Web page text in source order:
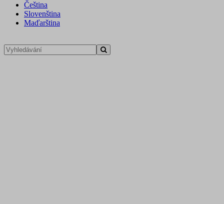
Čeština
Slovenština
Maďarština